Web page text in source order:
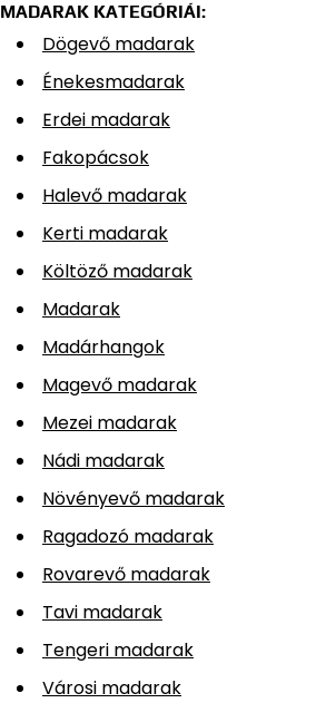
MADARAK KATEGÓRIÁI:
Dögevő madarak
Énekesmadarak
Erdei madarak
Fakopácsok
Halevő madarak
Kerti madarak
Költöző madarak
Madarak
Madárhangok
Magevő madarak
Mezei madarak
Nádi madarak
Növényevő madarak
Ragadozó madarak
Rovarevő madarak
Tavi madarak
Tengeri madarak
Városi madarak